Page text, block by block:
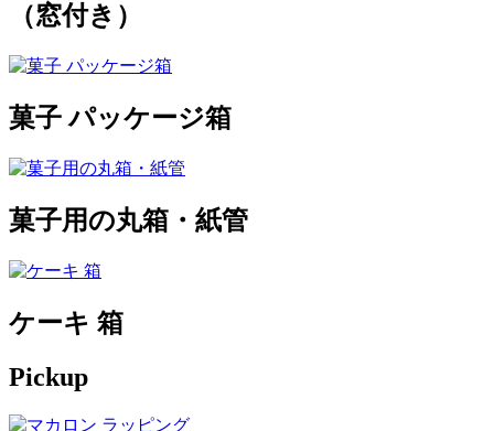
（窓付き）
菓子 パッケージ箱
菓子用の丸箱・紙管
ケーキ 箱
Pickup